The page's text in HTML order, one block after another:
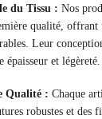
du Tissu : Nos
qualité, offrant
Leur
et légèreté.
Qualité : Chaque
robustes et des